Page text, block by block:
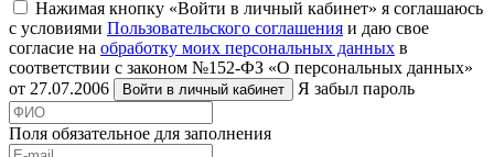
Нажимая кнопку «Войти в личный кабинет» я соглашаюсь
с условиями Пользовательского соглашения и даю свое
согласие на обработку моих персональных данных в
соответствии с законом №152-ФЗ «О персональных данных»
от 27.07.2006
Войти в личный кабинет Я забыл пароль
Поля обязательное для заполнения